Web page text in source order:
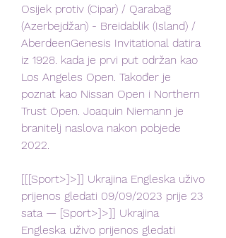
Osijek protiv (Cipar) / Qarabağ
(Azerbejdžan) - Breidablik (Island) /
AberdeenGenesis Invitational datira
iz 1928. kada je prvi put održan kao
Los Angeles Open. Također je
poznat kao Nissan Open i Northern
Trust Open. Joaquin Niemann je
branitelj naslova nakon pobjede
2022.
[[[Sport>]>]] Ukrajina Engleska uživo
prijenos gledati 09/09/2023 prije 23
sata — [Sport>]>]] Ukrajina
Engleska uživo prijenos gledati